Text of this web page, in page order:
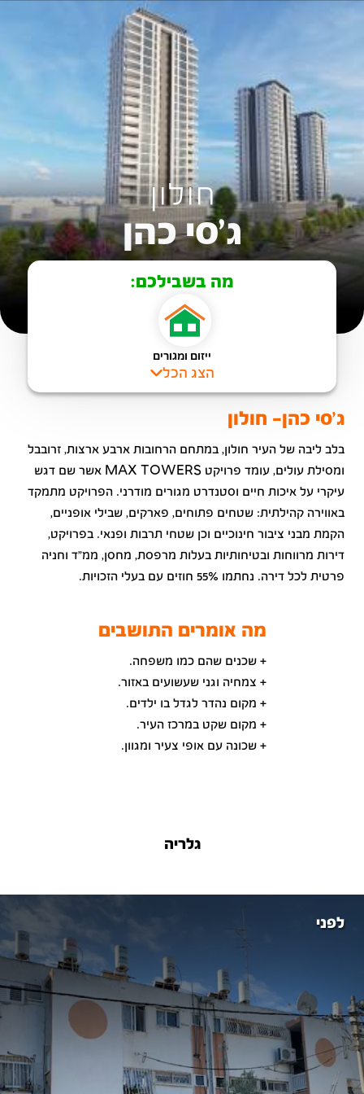
חולון
ג'סי כהן
מה בשבילכם:
ייזום ומגורים
הצג הכל
ג'סי כהן- חולון
בלב ליבה של העיר חולון, במתחם הרחובות ארבע ארצות, זרובבל
ומסילת עולים, עומד פרויקט MAX TOWERS אשר שם דגש
עיקרי על איכות חיים וסטנדרט מגורים מודרני. הפרויקט מתמקד
באווירה קהילתית: שטחים פתוחים, פארקים, שבילי אופניים,
הקמת מבני ציבור חינוכיים וכן שטחי תרבות ופנאי. בפרויקט,
דירות מרווחות ובטיחותיות בעלות מרפסת, מחסן, ממ"ד וחניה
פרטית לכל דירה. נחתמו 55% חוזים עם בעלי הזכויות.
מה אומרים התושבים
+ שכנים שהם כמו משפחה.
+ צמחיה וגני שעשועים באזור.
+ מקום נהדר לגדל בו ילדים.
+ מקום שקט במרכז העיר.
+ שכונה עם אופי צעיר ומגוון.
גלריה
לפני